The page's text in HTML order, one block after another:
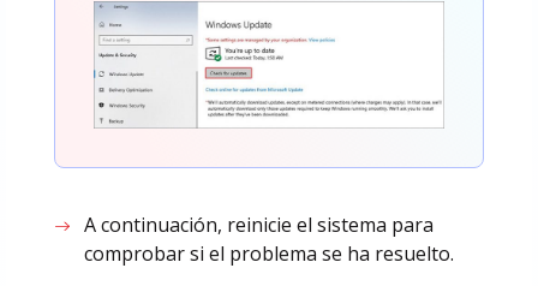
A continuación, reinicie el sistema para
comprobar si el problema se ha resuelto.